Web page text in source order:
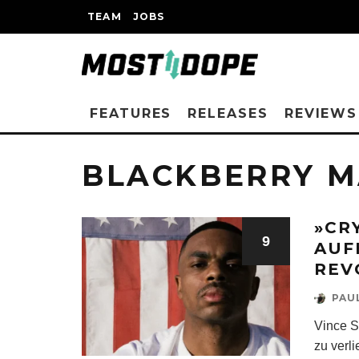
TEAM JOBS
FEATURES RELEASES REVIEWS
BLACKBERRY
9
Vince
zu